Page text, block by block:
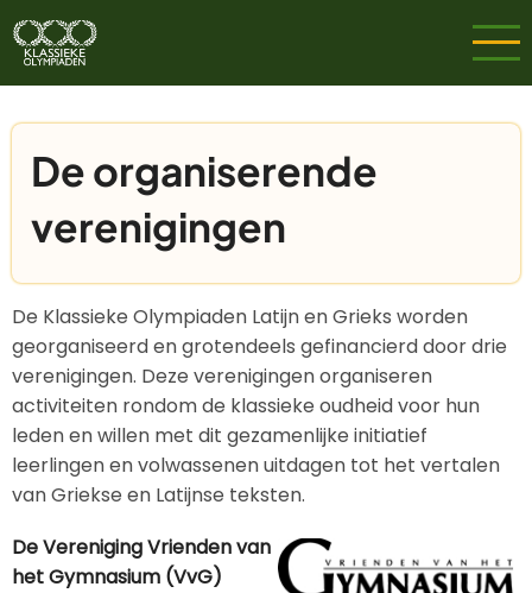
Overslaan
en
naar
inhoud
gaanDe organiserende
verenigingen
De Klassieke Olympiaden Latijn en Grieks worden
georganiseerd en grotendeels gefinancierd door drie
verenigingen. Deze verenigingen organiseren
activiteiten rondom de klassieke oudheid voor hun
leden en willen met dit gezamenlijke initiatief
leerlingen en volwassenen uitdagen tot het vertalen
van Griekse en Latijnse teksten.
De Vereniging Vrienden van
het Gymnasium (VvG)